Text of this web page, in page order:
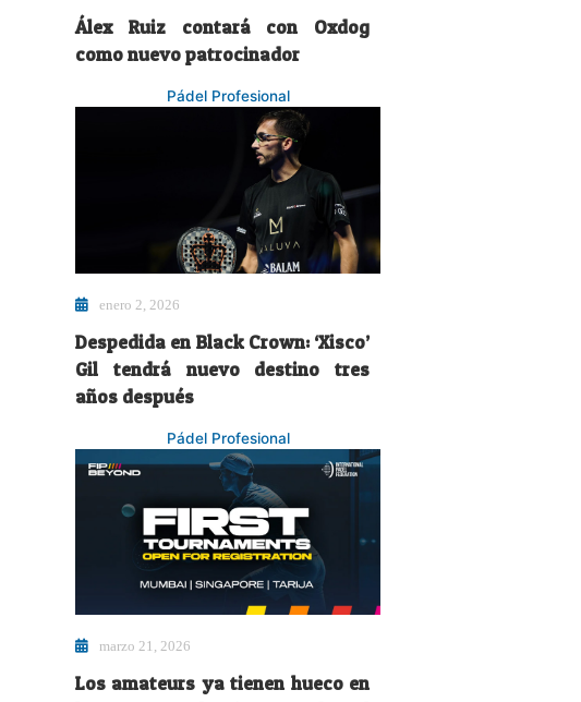
Álex Ruiz contará con Oxdog
como nuevo patrocinador
Pádel Profesional
enero 2, 2026
Despedida en Black Crown: ‘Xisco’
Gil tendrá nuevo destino tres
años después
Pádel Profesional
marzo 21, 2026
Los amateurs ya tienen hueco en